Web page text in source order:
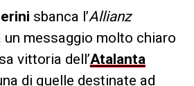
sbanca l’Allianz
messaggio molto chiaro
vittoria dell’Atalanta
di quelle destinate ad